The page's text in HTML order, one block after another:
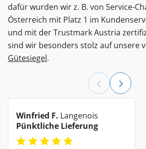
dafür wurden wir z. B. von Service-
Österreich mit Platz 1 im
und mit der Trustmark Austria
sind wir besonders stolz auf unsere
Gütesiegel.
Winfried F. Langenois
Pünktliche Lieferung